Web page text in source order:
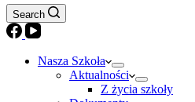
Search
Nasza Szkoła
Aktualności
Z życia szkoły